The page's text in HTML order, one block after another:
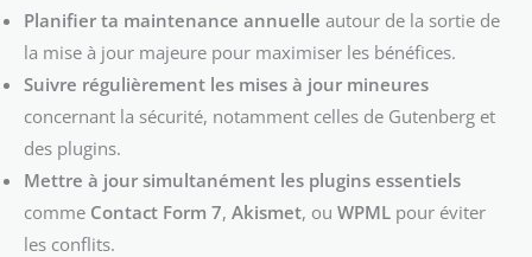
Planifier ta maintenance annuelle autour de la sortie de
la mise à jour majeure pour maximiser les bénéfices.
Suivre régulièrement les mises à jour mineures
concernant la sécurité, notamment celles de Gutenberg et
des plugins.
Mettre à jour simultanément les plugins essentiels
comme Contact Form 7, Akismet, ou WPML pour éviter
les conflits.